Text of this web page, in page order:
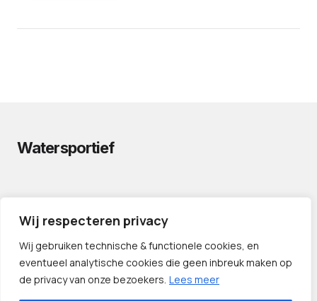
Wij respecteren privacy
Wij gebruiken technische & functionele cookies, en
eventueel analytische cookies die geen inbreuk maken op
de privacy van onze bezoekers. Lees meer
Watersportief
CONTACT